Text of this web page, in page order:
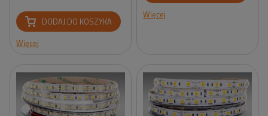
DODAJ DO KOSZYKA
Więcej
Więcej